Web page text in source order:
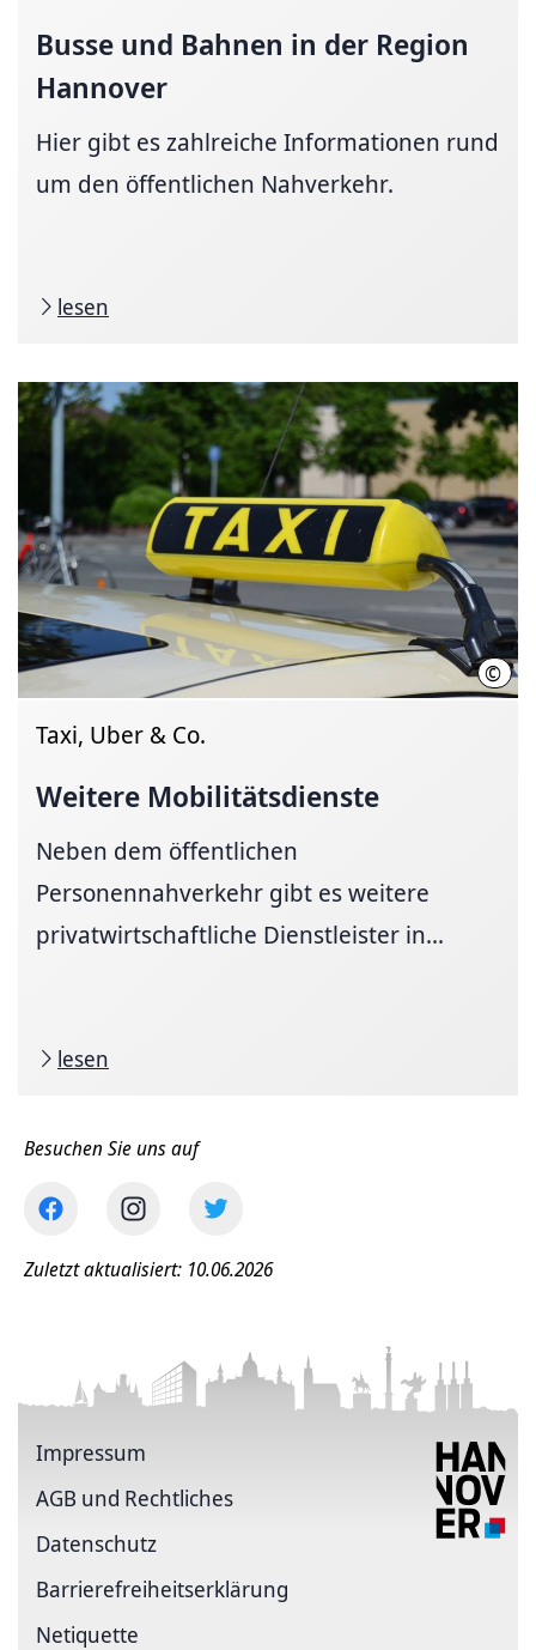
Busse und Bahnen in der Region
Hannover
Hier gibt es zahl­reiche In­for­ma­tio­nen rund
um den öffentlichen Nahverkehr.
lesen
©
Taxi, Uber & Co.
Weitere Mobilitätsdienste
Neben dem öffentlichen
Personennahverkehr gibt es weitere
privatwirtschaftliche Dienstleister in...
lesen
Besuchen Sie uns auf
Zuletzt aktualisiert: 10.06.2026
Impressum
AGB und Rechtliches
Datenschutz
Barriere­freiheits­erklärung
Netiquette